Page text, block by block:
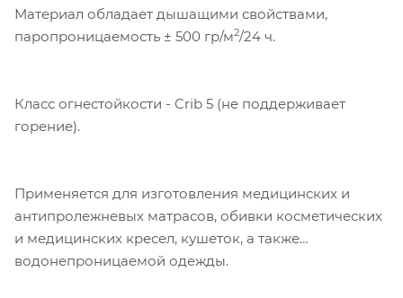
Материал обладает дышащими свойствами,
паропроницаемость ± 500 гр/м2/24 ч.
Класс огнестойкости - Crib 5 (не поддерживает
горение).
Применяется для изготовления медицинских и
антипролежневых матрасов, обивки косметических
и медицинских кресел, кушеток, а также
водонепроницаемой одежды.